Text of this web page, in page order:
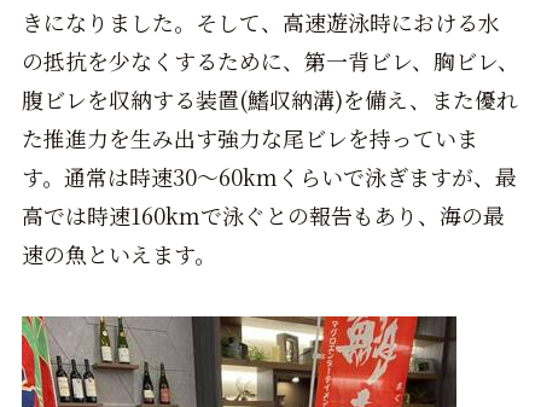
きになりました。そして、高速遊泳時における水
の抵抗を少なくするために、第一背ビレ、胸ビレ、
腹ビレを収納する装置(鰭収納溝)を備え、また優れ
た推進力を生み出す強力な尾ビレを持っていま
す。通常は時速30～60kmくらいで泳ぎますが、最
高では時速160kmで泳ぐとの報告もあり、海の最
速の魚といえます。